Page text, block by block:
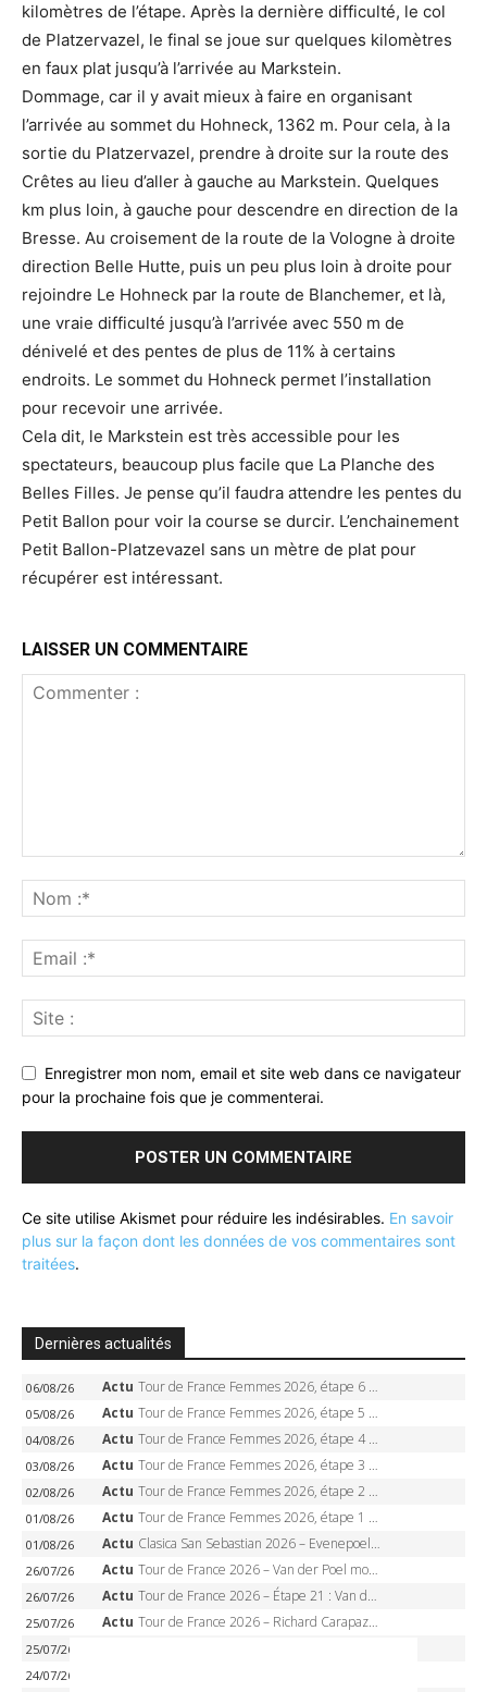
kilomètres de l’étape. Après la dernière difficulté, le col
de Platzervazel, le final se joue sur quelques kilomètres
en faux plat jusqu’à l’arrivée au Markstein.
Dommage, car il y avait mieux à faire en organisant
l’arrivée au sommet du Hohneck, 1362 m. Pour cela, à la
sortie du Platzervazel, prendre à droite sur la route des
Crêtes au lieu d’aller à gauche au Markstein. Quelques
km plus loin, à gauche pour descendre en direction de la
Bresse. Au croisement de la route de la Vologne à droite
direction Belle Hutte, puis un peu plus loin à droite pour
rejoindre Le Hohneck par la route de Blanchemer, et là,
une vraie difficulté jusqu’à l’arrivée avec 550 m de
dénivelé et des pentes de plus de 11% à certains
endroits. Le sommet du Hohneck permet l’installation
pour recevoir une arrivée.
Cela dit, le Markstein est très accessible pour les
spectateurs, beaucoup plus facile que La Planche des
Belles Filles. Je pense qu’il faudra attendre les pentes du
Petit Ballon pour voir la course se durcir. L’enchainement
Petit Ballon-Platzevazel sans un mètre de plat pour
récupérer est intéressant.
LAISSER UN COMMENTAIRE
Enregistrer mon nom, email et site web dans ce navigateur
pour la prochaine fois que je commenterai.
Ce site utilise Akismet pour réduire les indésirables. En savoir
plus sur la façon dont les données de vos commentaires sont
traitées.
Dernières actualités
06/08/26 Actu Tour de France Femmes 2026, étape 6 – Kim Le Court-Pienaar gagne à Tournon, Reusser en jaune
05/08/26 Actu Tour de France Femmes 2026, étape 5 – Demi Vollering gagne à Belleville, Reusser en jaune, Ferrand-Prévot coule
04/08/26 Actu Tour de France Femmes 2026, étape 4 – Marlen Reusser écrase le chrono, Ferrand-Prévot en crise
03/08/26 Actu Tour de France Femmes 2026, étape 3 – Sigrid Haugset en solitaire, 88 km d’échappée, maillot jaune
02/08/26 Actu Tour de France Femmes 2026, étape 2 – Lorena Wiebes doublé à Genève, Markus héroïque, 7e record
01/08/26 Actu Tour de France Femmes 2026, étape 1 – Lorena Wiebes intouchable à Lausanne, premier maillot jaune
01/08/26 Actu Clasica San Sebastian 2026 – Evenepoel recordman, 4e victoire, Carapaz battu au sprint
26/07/26 Actu Tour de France 2026 – Van der Poel monumental à Paris, Pogacar égale le record des cinq sacres
26/07/26 Actu Tour de France 2026 – Étape 21 : Van der Poel, Pogacar, qui succédera à Wout van Aert sur les Champs-Elysées ?
25/07/26 Actu Tour de France 2026 – Richard Carapaz roi des Alpes, doublé et maillot à pois, Seixas perd le podium
25/07/26
24/07/26